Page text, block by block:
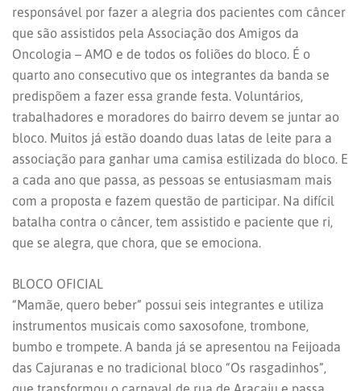
responsável por fazer a alegria dos pacientes com câncer
que são assistidos pela Associação dos Amigos da
Oncologia – AMO e de todos os foliões do bloco. É o
quarto ano consecutivo que os integrantes da banda se
predispõem a fazer essa grande festa. Voluntários,
trabalhadores e moradores do bairro devem se juntar ao
bloco. Muitos já estão doando duas latas de leite para a
associação para ganhar uma camisa estilizada do bloco. E
a cada ano que passa, as pessoas se entusiasmam mais
com a proposta e fazem questão de participar. Na difícil
batalha contra o câncer, tem assistido e paciente que ri,
que se alegra, que chora, que se emociona.
BLOCO OFICIAL
“Mamãe, quero beber” possui seis integrantes e utiliza
instrumentos musicais como saxosofone, trombone,
bumbo e trompete. A banda já se apresentou na Feijoada
das Cajuranas e no tradicional bloco “Os rasgadinhos”,